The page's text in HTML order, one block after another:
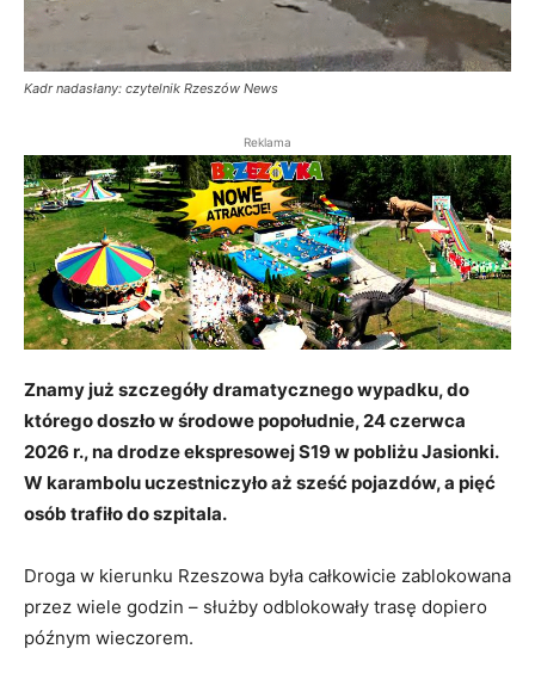
Kadr nadasłany: czytelnik Rzeszów News
Reklama
Znamy już szczegóły dramatycznego wypadku, do
którego doszło w środowe popołudnie, 24 czerwca
2026 r., na drodze ekspresowej S19 w pobliżu Jasionki.
W karambolu uczestniczyło aż sześć pojazdów, a pięć
osób trafiło do szpitala.
Droga w kierunku Rzeszowa była całkowicie zablokowana
przez wiele godzin – służby odblokowały trasę dopiero
późnym wieczorem.